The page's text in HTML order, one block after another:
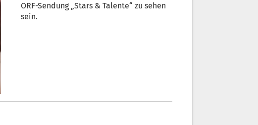
ORF-Sendung „Stars & Talente“ zu sehen
sein.